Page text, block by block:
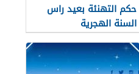
حكم التهنئة بعيد راس
السنة الهجرية